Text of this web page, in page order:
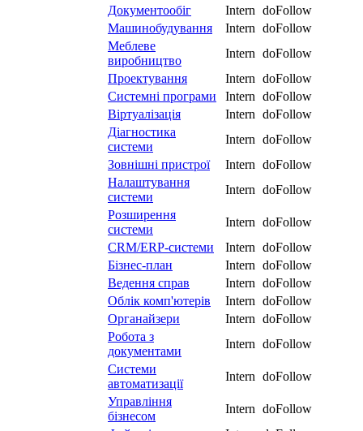
Документообіг
Intern doFollow
Машинобудування
Intern doFollow
Меблеве
виробництво
Intern doFollow
Проектування
Intern doFollow
Системні програми
Intern doFollow
Віртуалізація
Intern doFollow
Діагностика
системи
Intern doFollow
Зовнішні пристрої
Intern doFollow
Налаштування
системи
Intern doFollow
Розширення
системи
Intern doFollow
CRM/ERP-системи
Intern doFollow
Бізнес-план
Intern doFollow
Ведення справ
Intern doFollow
Облік комп'ютерів
Intern doFollow
Органайзери
Intern doFollow
Робота з
документами
Intern doFollow
Системи
автоматизації
Intern doFollow
Управління
бізнесом
Intern doFollow